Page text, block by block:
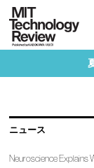
ニュース
Neuroscience Explains